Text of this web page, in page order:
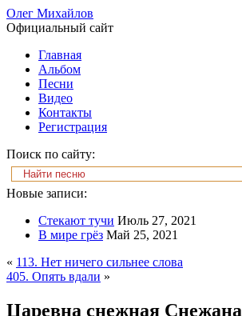
Олег Михайлов
Официальный сайт
Главная
Альбом
Песни
Видео
Контакты
Регистрация
Поиск по сайту:
Новые записи:
Стекают тучи Июль 27, 2021
В мире грёз Май 25, 2021
« 113. Нет ничего сильнее слова
405. Опять вдали »
Царевна снежная Снежана